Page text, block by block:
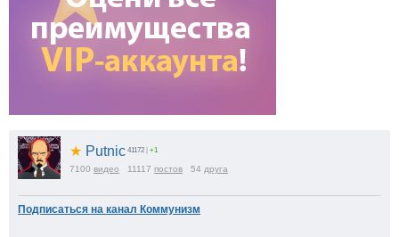
★ Putnic 41172 | +1
7100 видео 11117 постов 54 друга
Подписаться на канал Коммунизм